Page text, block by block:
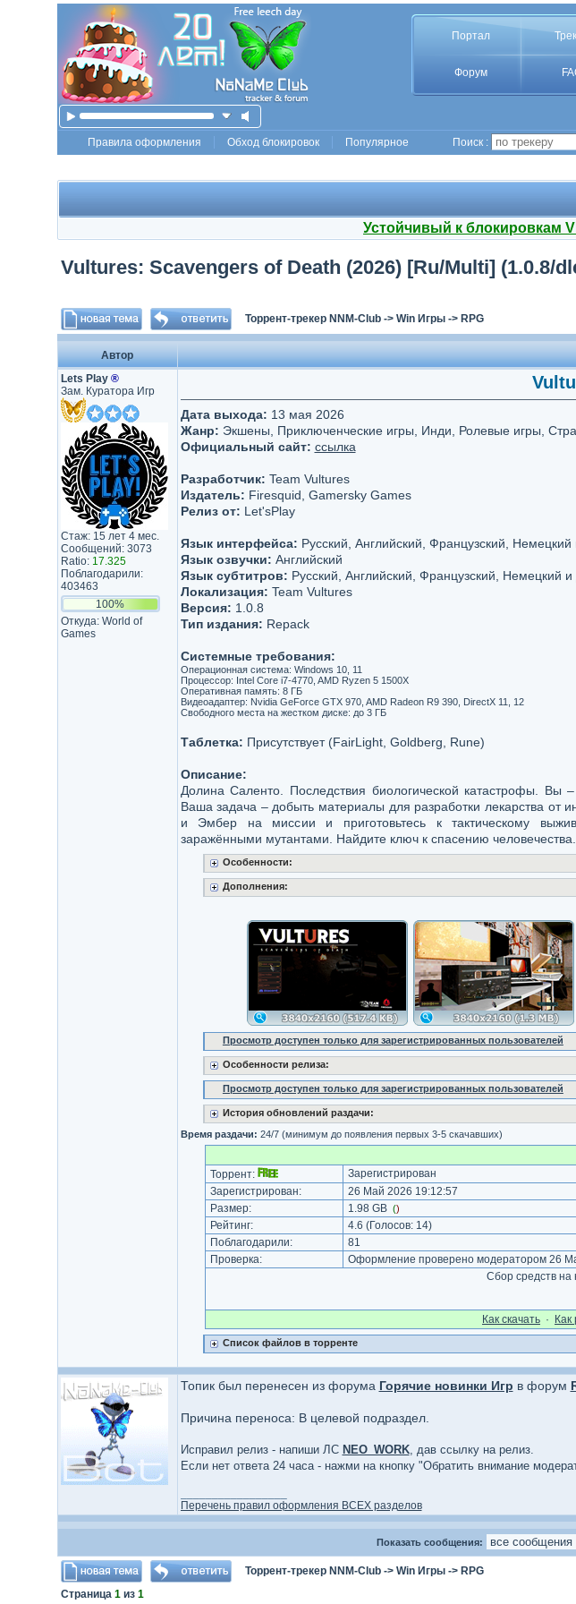
Портал
Форум
Правила оформления Обход блокировок Популярное Поиск :
Устойчивый к блокировкам
Vultures: Scavengers of Death (2026) [Ru/Multi] (1.0.8/
Торрент-трекер NNM-Club-> Win Игры-> RPG
Автор
Lets Play ®
Зам. Куратора Игр
Стаж: 15 лет 4 мес.
Сообщений: 3073
Ratio: 17.325
Поблагодарили:
403463
100%
Откуда: World of
Games
Дата выхода: 13 мая 2026
Жанр: Экшены, Приключенческие игры, Инди, Ролевые игры,
Официальный сайт: ссылка
Разработчик: Team Vultures
Издатель: Firesquid, Gamersky Games
Релиз от: Let'sРlay
Язык интерфейса: Русский, Английский, Французский, Немецкий
Язык озвучки: Английский
Язык субтитров: Русский, Английский, Французский, Немецкий и
Локализация: Team Vultures
Версия: 1.0.8
Тип издания: Repack
Системные требования:
Операционная система: Windows 10, 11
Процессор: Intel Core i7-4770, AMD Ryzen 5 1500X
Оперативная память: 8 ГБ
Видеоадаптер: Nvidia GeForce GTX 970, AMD Radeon R9 390, DirectX 11, 12
Свободного места на жестком диске: до 3 ГБ
Таблетка: Присутствует (FairLight, Goldberg, Rune)
Описание:
Долина Саленто. Последствия биологической катастрофы. Вы –
Ваша задача – добыть материалы для разработки лекарства от
и Эмбер на миссии и приготовьтесь к тактическому
заражёнными мутантами. Найдите ключ к спасению человечества.
Особенности:
Дополнения:
Просмотр доступен только для зарегистрированных пользователей
Особенности релиза:
Просмотр доступен только для зарегистрированных пользователей
История обновлений раздачи:
Время раздачи: 24/7 (минимум до появления первых 3-5 скачавших)
Торрент:
Зарегистрирован
Зарегистрирован:
26 Май 2026 19:12:57
Размер:
1.98 GB ()
Рейтинг: 4.6 (Голосов: 14)
Поблагодарили:
81
Проверка:
Оформление проверено модератором 26
Сбор средств
Как cкачать · Как
Список файлов в торренте
Топик был перенесен из форума Горячие новинки Игр в форум
Причина переноса: В целевой подраздел.
Исправил релиз - напиши ЛС NEO_WORK, дав ссылку на релиз.
Если нет ответа 24 часа - нажми на кнопку "Обратить внимание
Перечень правил оформления ВСЕХ разделов
Показать сообщения:
Торрент-трекер NNM-Club-> Win Игры-> RPG
Страница 1из 1